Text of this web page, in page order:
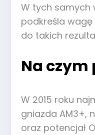
W tych samych
podkreśla wagę
do takich
Na czym
W 2015 roku
gniazda AM3+,
oraz potencjał